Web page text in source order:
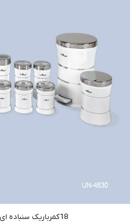
18کمرباریک سنباده ای سفید درب استیل